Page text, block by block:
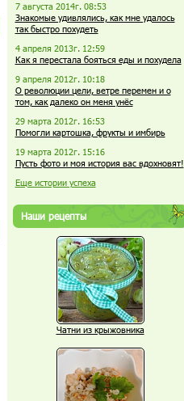
7 августа 2014г. 08:53
Знакомые удивлялись, как мне удалось
так быстро похудеть
4 апреля 2013г. 12:59
Как я перестала бояться еды и похудела
9 апреля 2012г. 10:18
О революции цели, ветре перемен и о
том, как далеко он меня унёс
29 марта 2012г. 16:53
Помогли картошка, фрукты и имбирь
19 марта 2012г. 15:16
Пусть фото и моя история вас вдохновят!
Еще истории успеха
Наши рецепты
Чатни из крыжовника